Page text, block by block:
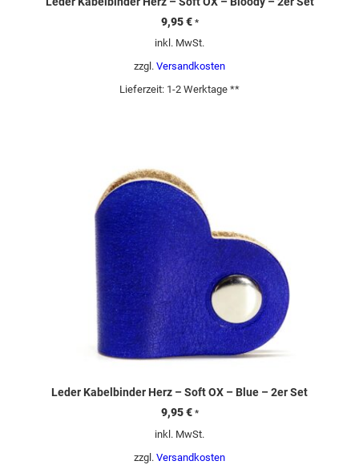
9,95€ *
inkl. MwSt.
zzgl. Versandkosten
Lieferzeit: 1-2 Werktage **
Leder Kabelbinder Herz – Soft OX – Blue – 2er Set
9,95€ *
inkl. MwSt.
zzgl. Versandkosten